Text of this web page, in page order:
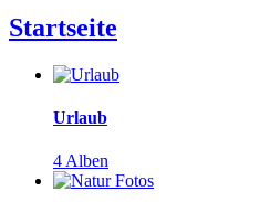
Startseite
Urlaub
4 Alben